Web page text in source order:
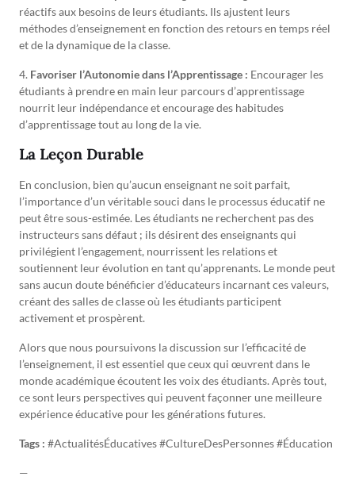
réactifs aux besoins de leurs étudiants. Ils ajustent leurs
méthodes d’enseignement en fonction des retours en temps réel
et de la dynamique de la classe.
4. Favoriser l’Autonomie dans l’Apprentissage : Encourager les
étudiants à prendre en main leur parcours d’apprentissage
nourrit leur indépendance et encourage des habitudes
d’apprentissage tout au long de la vie.
La Leçon Durable
En conclusion, bien qu’aucun enseignant ne soit parfait,
l’importance d’un véritable souci dans le processus éducatif ne
peut être sous-estimée. Les étudiants ne recherchent pas des
instructeurs sans défaut ; ils désirent des enseignants qui
privilégient l’engagement, nourrissent les relations et
soutiennent leur évolution en tant qu’apprenants. Le monde peut
sans aucun doute bénéficier d’éducateurs incarnant ces valeurs,
créant des salles de classe où les étudiants participent
activement et prospèrent.
Alors que nous poursuivons la discussion sur l’efficacité de
l’enseignement, il est essentiel que ceux qui œuvrent dans le
monde académique écoutent les voix des étudiants. Après tout,
ce sont leurs perspectives qui peuvent façonner une meilleure
expérience éducative pour les générations futures.
Tags : #ActualitésÉducatives #CultureDesPersonnes #Éducation
—